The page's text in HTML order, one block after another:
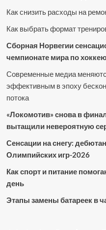
Как снизить расходы на
Как выбрать формат
Сборная Норвегии
чемпионате мира по
Современные медиа
эффективным в эпоху
потока
«Локомотив» снова в
вытащили невероятную
Сенсации на снегу:
Олимпийских игр-2026
Как спорт и питание
день
Этапы замены батареек в